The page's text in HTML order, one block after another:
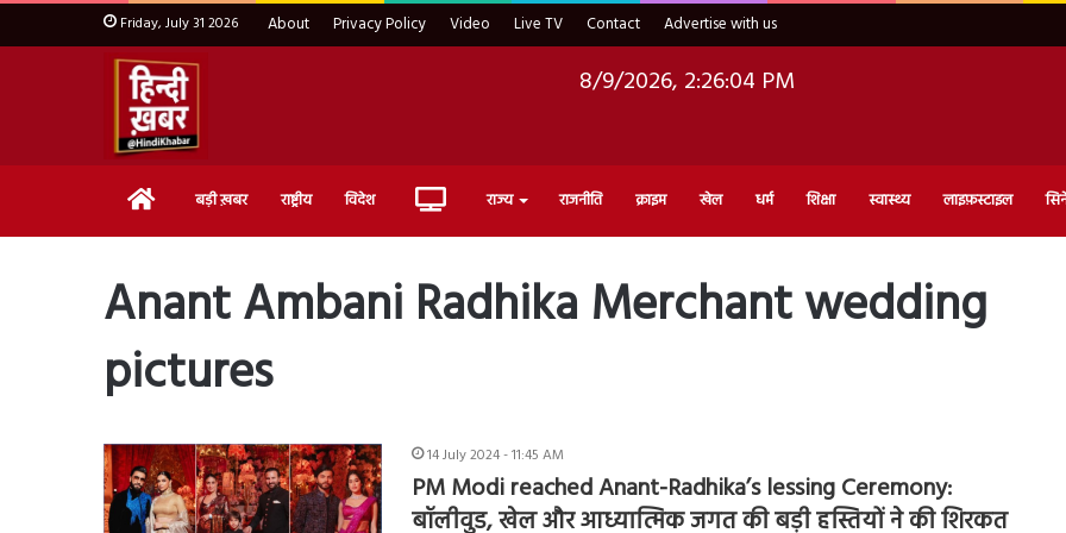
Friday, July 31 2026 About Privacy Policy Video Live TV Contact Advertise with us
8/9/2026, 2:26:05 PM
Home बड़ी ख़बर राष्ट्रीय विदेश Live राज्य राजनीति क्राइम खेल धर्म शिक्षा स्वास्थ्य लाइफ़स्टाइल
Anant Ambani Radhika Merchant wedding
pictures
14 July 2024 - 11:45 AM
PM Modi reached Anant-Radhika’s lessing Ceremony:
बॉलीवुड, खेल और आध्यात्मिक जगत की बड़ी हस्तियों ने की शिरकत